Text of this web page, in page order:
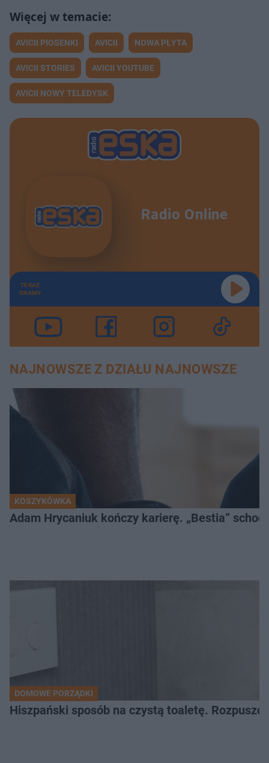
AVICII PIOSENKI AVICII NOWA PŁYTA
AVICII STORIES AVICII YOUTUBE
AVICII NOWY TELEDYSK
Radio Online
TERAZ
GRAMY
NAJNOWSZE Z DZIAŁU NAJNOWSZE
KOSZYKÓWKA
Adam Hrycaniuk kończy karierę. „Bestia”
DOMOWE PORZĄDKI
Hiszpański sposób na czystą toaletę.